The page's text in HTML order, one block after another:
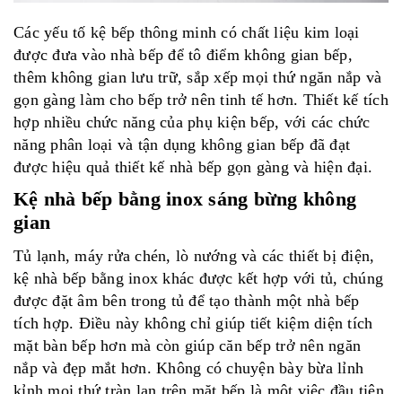
Các yếu tố kệ bếp thông minh có chất liệu kim loại
được đưa vào nhà bếp để tô điểm không gian bếp,
thêm không gian lưu trữ, sắp xếp mọi thứ ngăn nắp và
gọn gàng làm cho bếp trở nên tinh tế hơn. Thiết kế tích
hợp nhiều chức năng của phụ kiện bếp, với các chức
năng phân loại và tận dụng không gian bếp đã đạt
được hiệu quả thiết kế nhà bếp gọn gàng và hiện đại.
Kệ nhà bếp bằng inox sáng bừng không
gian
Tủ lạnh, máy rửa chén, lò nướng và các thiết bị điện,
kệ nhà bếp bằng inox khác được kết hợp với tủ, chúng
được đặt âm bên trong tủ để tạo thành một nhà bếp
tích hợp. Điều này không chỉ giúp tiết kiệm diện tích
mặt bàn bếp hơn mà còn giúp căn bếp trở nên ngăn
nắp và đẹp mắt hơn. Không có chuyện bày bừa lỉnh
kỉnh mọi thứ tràn lan trên mặt bếp là một việc đầu tiên